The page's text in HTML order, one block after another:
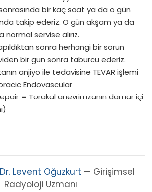
bir kaç saat ya da o gün
takip ederiz. O gün akşam ya da
normal servise alırız.
sonra herhangi bir sorun
bir gün sonra taburcu ederiz.
anjiyo ile tedavisine TEVAR işlemi
Endovascular
= Torakal anevrimzanın damar içi
Levent Oğuzkurt — Girişimsel
Radyoloji Uzmanı